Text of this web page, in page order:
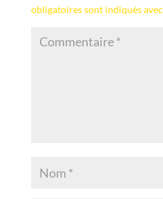
obligatoires sont indiqués avec